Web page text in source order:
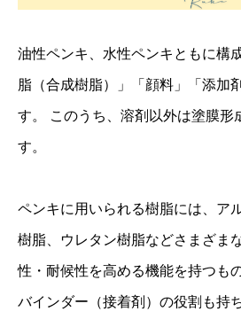
油性ペンキ、水性ペンキともに構
脂（合成樹脂）」「顔料」「添加
す。 このうち、溶剤以外は塗膜形
す。
ペンキに用いられる樹脂には、ア
樹脂、ウレタン樹脂などさまざま
性・耐候性を高める機能を持つも
バインダー（接着剤）の役割も持